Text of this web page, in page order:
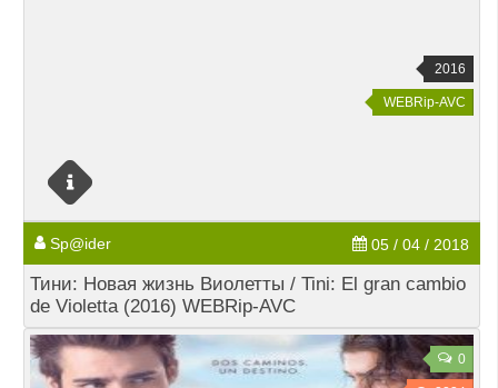
2016
WEBRip-AVC
Sp@ider 05 / 04 / 2018
Тини: Новая жизнь Виолетты / Tini: El gran cambio
de Violetta (2016) WEBRip-AVC
0